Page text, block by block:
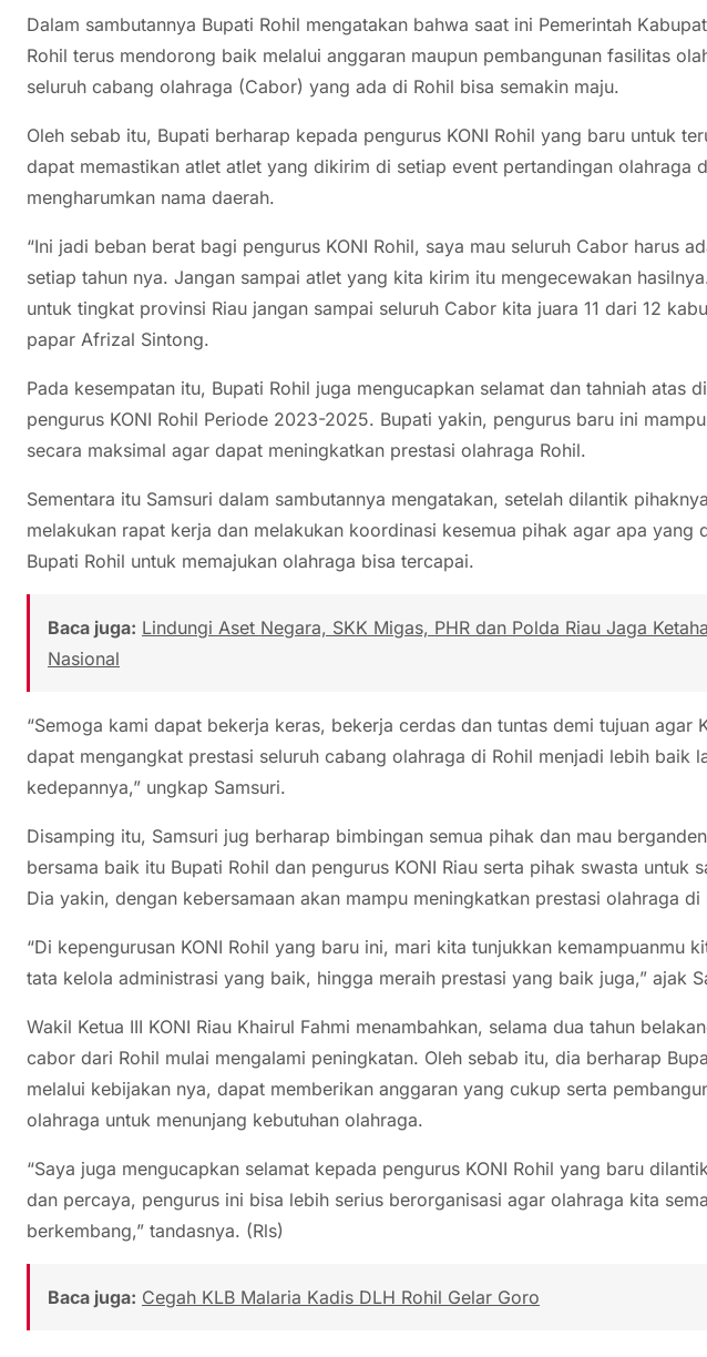
Dalam sambutannya Bupati Rohil mengatakan bahwa saat ini Pemerintah
Rohil terus mendorong baik melalui anggaran maupun pembangunan fasilitas
seluruh cabang olahraga (Cabor) yang ada di Rohil bisa semakin maju.
Oleh sebab itu, Bupati berharap kepada pengurus KONI Rohil yang baru untuk
dapat memastikan atlet atlet yang dikirim di setiap event pertandingan olahraga
mengharumkan nama daerah.
“Ini jadi beban berat bagi pengurus KONI Rohil, saya mau seluruh Cabor harus
setiap tahun nya. Jangan sampai atlet yang kita kirim itu mengecewakan
untuk tingkat provinsi Riau jangan sampai seluruh Cabor kita juara 11 dari 12
papar Afrizal Sintong.
Pada kesempatan itu, Bupati Rohil juga mengucapkan selamat dan tahniah atas
pengurus KONI Rohil Periode 2023-2025. Bupati yakin, pengurus baru ini
secara maksimal agar dapat meningkatkan prestasi olahraga Rohil.
Sementara itu Samsuri dalam sambutannya mengatakan, setelah dilantik
melakukan rapat kerja dan melakukan koordinasi kesemua pihak agar apa yang
Bupati Rohil untuk memajukan olahraga bisa tercapai.
Baca juga: Lindungi Aset Negara, SKK Migas, PHR dan Polda Riau Jaga
Nasional
“Semoga kami dapat bekerja keras, bekerja cerdas dan tuntas demi tujuan agar
dapat mengangkat prestasi seluruh cabang olahraga di Rohil menjadi lebih baik
kedepannya,” ungkap Samsuri.
Disamping itu, Samsuri jug berharap bimbingan semua pihak dan mau
bersama baik itu Bupati Rohil dan pengurus KONI Riau serta pihak swasta untuk
Dia yakin, dengan kebersamaan akan mampu meningkatkan prestasi olahraga di
“Di kepengurusan KONI Rohil yang baru ini, mari kita tunjukkan kemampuanmu
tata kelola administrasi yang baik, hingga meraih prestasi yang baik juga,” ajak
Wakil Ketua III KONI Riau Khairul Fahmi menambahkan, selama dua tahun
cabor dari Rohil mulai mengalami peningkatan. Oleh sebab itu, dia berharap
melalui kebijakan nya, dapat memberikan anggaran yang cukup serta
olahraga untuk menunjang kebutuhan olahraga.
“Saya juga mengucapkan selamat kepada pengurus KONI Rohil yang baru
dan percaya, pengurus ini bisa lebih serius berorganisasi agar olahraga kita
berkembang,” tandasnya. (Rls)
Baca juga: Cegah KLB Malaria Kadis DLH Rohil Gelar Goro